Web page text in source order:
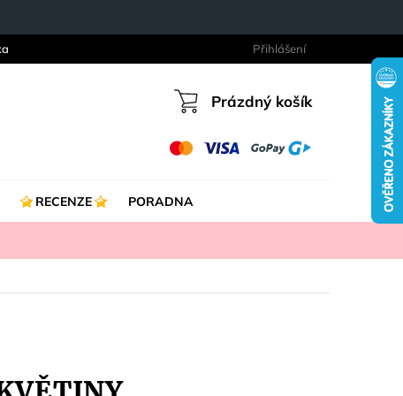
Přihlášení
Nákupní
Prázdný košík
RECENZE PORADNA